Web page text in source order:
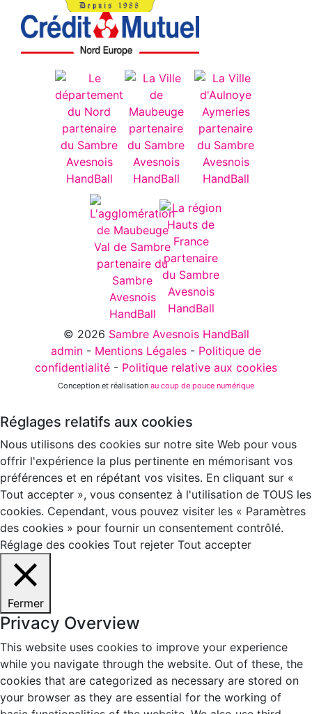
© 2026 Sambre Avesnois HandBall
admin - Mentions Légales - Politique de
confidentialité - Politique relative aux cookies
Conception et réalisation au coup de pouce numérique
Réglages relatifs aux cookies
Nous utilisons des cookies sur notre site Web pour vous
offrir l'expérience la plus pertinente en mémorisant vos
préférences et en répétant vos visites. En cliquant sur «
Tout accepter », vous consentez à l'utilisation de TOUS les
cookies. Cependant, vous pouvez visiter les « Paramètres
des cookies » pour fournir un consentement contrôlé.
Réglage des cookies Tout rejeter Tout accepter
Fermer
Privacy Overview
This website uses cookies to improve your experience
while you navigate through the website. Out of these, the
cookies that are categorized as necessary are stored on
your browser as they are essential for the working of